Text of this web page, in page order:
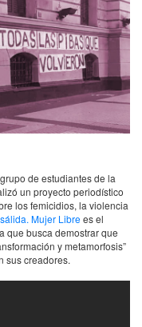
de estudiantes de la
un proyecto periodístico
los femicidios, la violencia
Mujer Librees el
que busca demostrar que
y metamorfosis”
sus creadores.